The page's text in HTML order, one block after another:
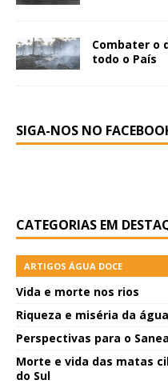
Combater o
todo o País
SIGA-NOS NO
CATEGORIAS EM
ARTIGOS ÁGUA DOCE
Vida e morte nos rios
Riqueza e miséria da água
Perspectivas para o
Morte e vida das matas
do Sul